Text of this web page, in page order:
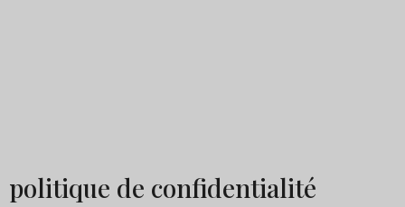
politique de confidentialité